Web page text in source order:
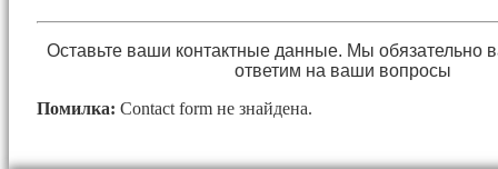
Оставьте ваши контактные данные. Мы обязательно
ответим на ваши вопросы
Помилка: Contact form не знайдена.